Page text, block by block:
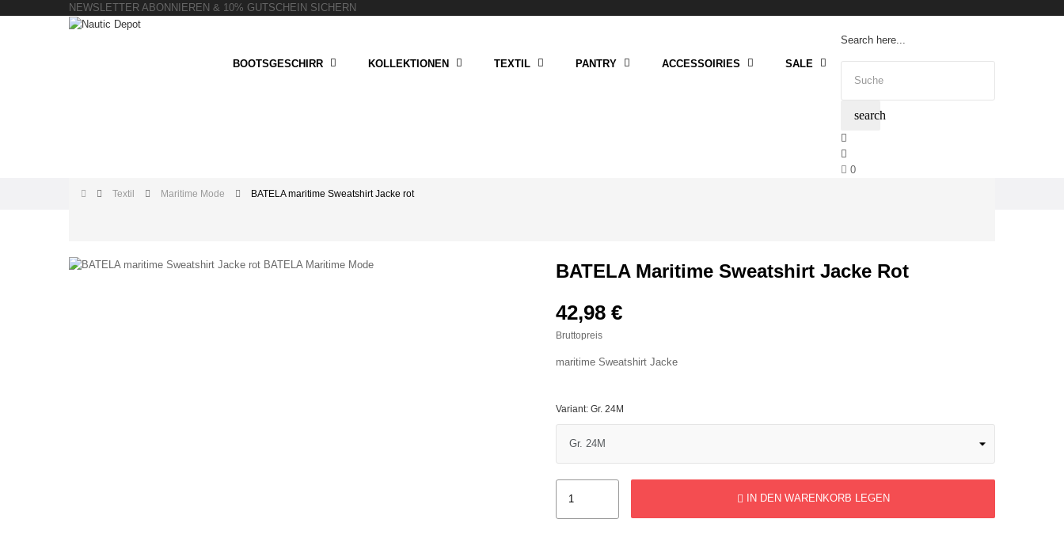
NEWSLETTER ABONNIEREN & 10% GUTSCHEIN SICHERN
BOOTSGESCHIRR KOLLEKTIONEN TEXTIL PANTRY ACCESSOIRIES SALE
Search here...
search
0
Textil Maritime Mode BATELA maritime Sweatshirt Jacke rot
BATELA Maritime Sweatshirt Jacke Rot
42,98 €
Bruttopreis
maritime Sweatshirt Jacke
Variant: Gr. 24M
IN DEN WARENKORB LEGEN